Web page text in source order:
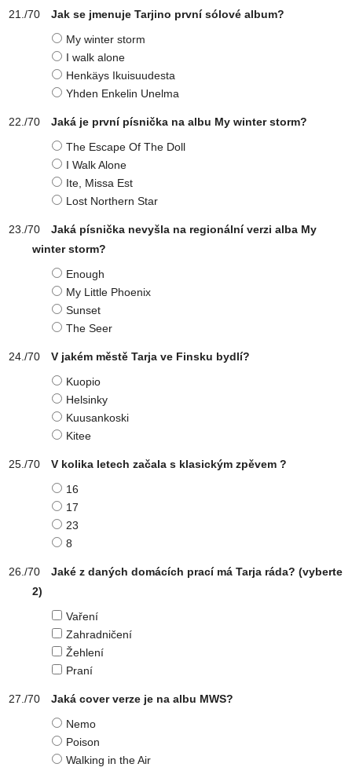
Jak se jmenuje Tarjino první sólové album?
My winter storm
I walk alone
Henkäys Ikuisuudesta
Yhden Enkelin Unelma
Jaká je první písnička na albu My winter storm?
The Escape Of The Doll
I Walk Alone
Ite, Missa Est
Lost Northern Star
Jaká písnička nevyšla na regionální verzi alba My
winter storm?
Enough
My Little Phoenix
Sunset
The Seer
V jakém městě Tarja ve Finsku bydlí?
Kuopio
Helsinky
Kuusankoski
Kitee
V kolika letech začala s klasickým zpěvem ?
16
17
23
8
Jaké z daných domácích prací má Tarja ráda? (vyberte
2)
Vaření
Zahradničení
Žehlení
Praní
Jaká cover verze je na albu MWS?
Nemo
Poison
Walking in the Air